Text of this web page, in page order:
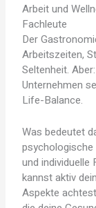
Arbeit und
Fachleute
Der
Arbeitszeiten,
Seltenheit.
Unternehmen
Life-Balance.
Was bedeutet
und individuelle
kannst aktiv
Aspekte